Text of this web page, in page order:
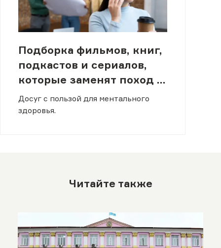
Подборка фильмов, книг,
подкастов и сериалов,
которые заменят поход к
психологу
Досуг с пользой для ментального
здоровья.
Читайте также